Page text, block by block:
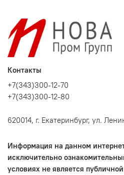
Контакты
+7(343)300-12-70
+7(343)300-12-80
620014, г. Екатеринбург, ул.
Информация на данном
исключительно
условиях не является